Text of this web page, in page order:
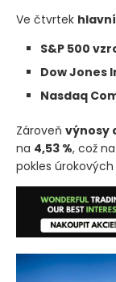
Ve čtvrtek
S&P 500
Dow Jones
Nasdaq
Zároveň výnosy
na 4,53 %, což
pokles